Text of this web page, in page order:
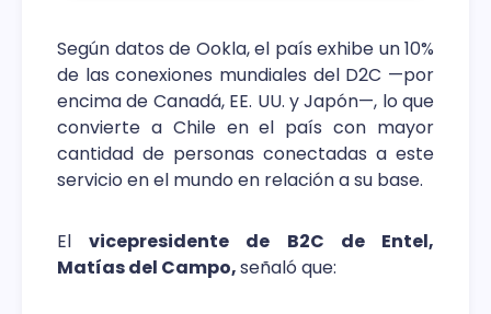
Según datos de Ookla, el país exhibe un 10%
de las conexiones mundiales del D2C —por
encima de Canadá, EE. UU. y Japón—, lo que
convierte a Chile en el país con mayor
cantidad de personas conectadas a este
servicio en el mundo en relación a su base.
Elvicepresidente de B2C de Entel,
Matías del Campo,señaló que: